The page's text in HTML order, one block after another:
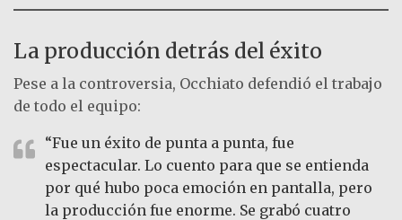
La producción detrás del éxito
Pese a la controversia, Occhiato defendió el trabajo
de todo el equipo:
“Fue un éxito de punta a punta, fue
espectacular. Lo cuento para que se entienda
por qué hubo poca emoción en pantalla, pero
la producción fue enorme. Se grabó cuatro